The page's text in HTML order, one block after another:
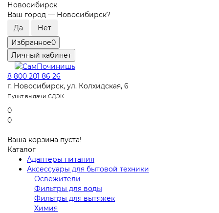
Новосибирск
Ваш город — Новосибирск?
Избранное0
Личный кабинет
8 800 201 86 26
г. Новосибирск, ул. Колхидская, 6
Пункт выдачи СДЭК
0
0
Ваша корзина пуста!
Каталог
Адаптеры питания
Аксессуары для бытовой техники
Освежители
Фильтры для воды
Фильтры для вытяжек
Химия